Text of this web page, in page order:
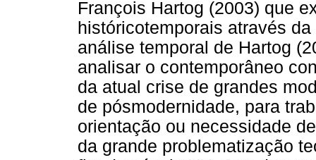
François Hartog (2003) que
históricotemporais através
análise temporal de Hartog
analisar o contemporâneo
da atual crise de grandes
de pósmodernidade, para
orientação ou necessidade
da grande problematização